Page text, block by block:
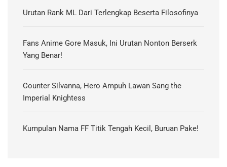
Urutan Rank ML Dari Terlengkap Beserta Filosofinya
Fans Anime Gore Masuk, Ini Urutan Nonton Berserk
Yang Benar!
Counter Silvanna, Hero Ampuh Lawan Sang the
Imperial Knightess
Kumpulan Nama FF Titik Tengah Kecil, Buruan Pake!